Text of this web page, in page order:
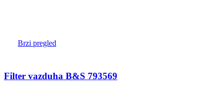
Brzi pregled
Filter vazduha B&S 793569